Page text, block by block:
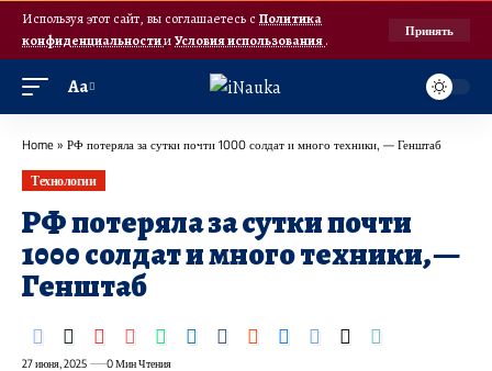
Используя этот сайт, вы соглашаетесь с Политика
конфиденциальностииУсловия использования.
Принять
Аа
Home » РФ потеряла за сутки почти 1000 солдат и много техники, — Генштаб
Технологии
РФ потеряла за сутки почти
1000 солдат и много техники, —
Генштаб
27 июня, 2025 0 Мин Чтения